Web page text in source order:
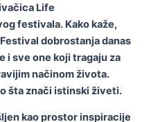
Life
festivala. Kako kaže,
dobrostanja danas
i sve one koji tragaju za
načinom života.
šta znači istinski živeti.
kao prostor inspiracije